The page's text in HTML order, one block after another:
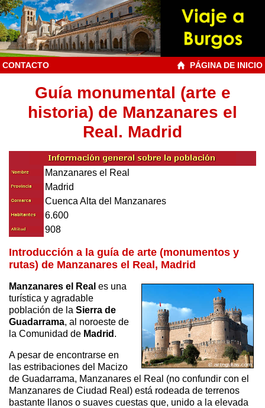
CONTACTO PÁGINA DE INICIO
Guía monumental (arte e
historia) de Manzanares el
Real. Madrid
Manzanares el Real
Madrid
Cuenca Alta del Manzanares
6.600
908
Introducción a la guía de arte (monumentos y
rutas) de Manzanares el Real, Madrid
Manzanares el Real es una
turística y agradable
población de la Sierra de
Guadarrama, al noroeste de
la Comunidad de Madrid .
A pesar de encontrarse en
las estribaciones del Macizo
de Guadarrama, Manzanares el Real (no confundir con el
Manzanares de Ciudad Real) está rodeada de terrenos
bastante llanos o suaves cuestas que, unido a la elevada